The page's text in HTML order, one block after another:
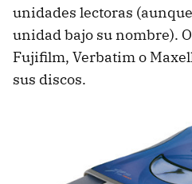
unidades lectoras
unidad bajo su nombre).
Fujifilm, Verbatim o
sus discos.